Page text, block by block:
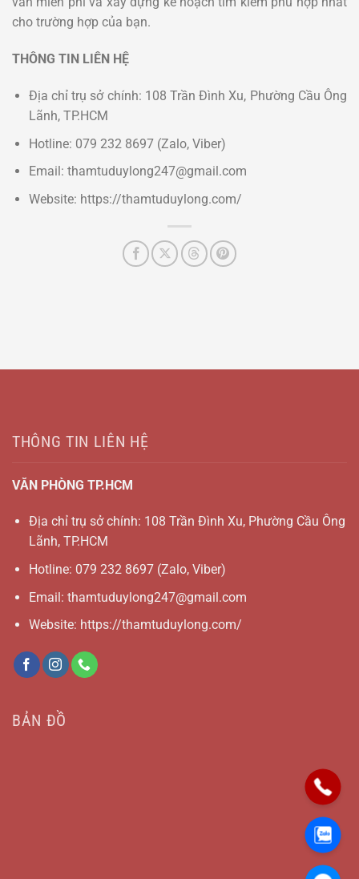
cho trường hợp của bạn.
THÔNG TIN LIÊN HỆ
Địa chỉ trụ sở chính: 108 Trần Đình Xu, Phường Cầu Ông
Lãnh, TP.HCM
Hotline: 079 232 8697 (Zalo, Viber)
Email: thamtuduylong247@gmail.com
Website: https://thamtuduylong.com/
THÔNG TIN LIÊN HỆ
VĂN PHÒNG TP.HCM
Địa chỉ trụ sở chính: 108 Trần Đình Xu, Phường Cầu Ông
Lãnh, TP.HCM
Hotline: 079 232 8697(Zalo, Viber)
Email: thamtuduylong247@gmail.com
Website: https://thamtuduylong.com/
BẢN ĐỒ